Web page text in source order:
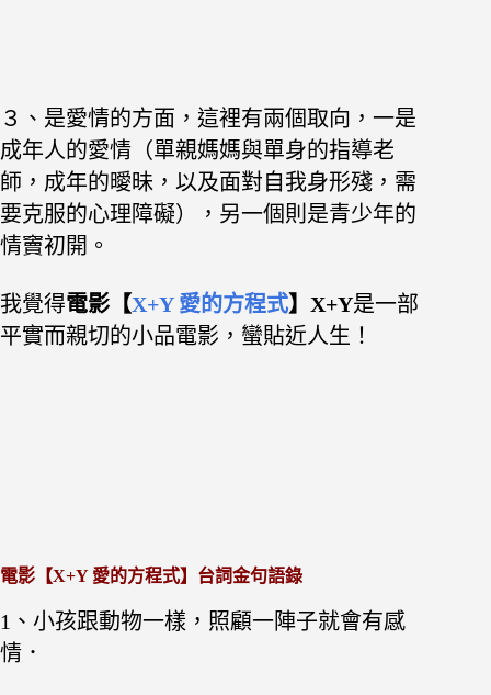
３、是愛情的方面，這裡有兩個取向，一是
成年人的愛情（單親媽媽與單身的指導老
師，成年的曖昧，以及面對自我身形殘，需
要克服的心理障礙），另一個則是青少年的
情竇初開。
我覺得電影【X+Y 愛的方程式】X+Y是一部
平實而親切的小品電影，蠻貼近人生！
電影【X+Y 愛的方程式】台詞金句語錄
1、小孩跟動物一樣，照顧一陣子就會有感
情．